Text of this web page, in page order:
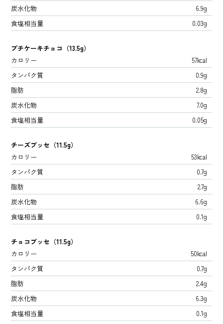
炭水化物
6.9g
食塩相当量
0.03g
プチケーキチョコ（13.5g）
カロリー
57kcal
タンパク質
0.9g
脂肪
2.8g
炭水化物
7.0g
食塩相当量
0.05g
チーズブッセ（11.5g）
カロリー
53kcal
タンパク質
0.7g
脂肪
2.7g
炭水化物
6.6g
食塩相当量
0.1g
チョコブッセ（11.5g）
カロリー
50kcal
タンパク質
0.7g
脂肪
2.4g
炭水化物
6.3g
食塩相当量
0.1g